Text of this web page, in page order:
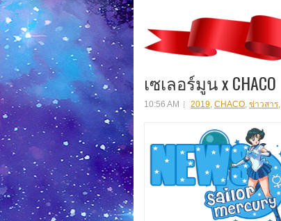
เซเลอร์มูน x CHACO
10:56 AM 2019, CHACO, ข่าวสาร,